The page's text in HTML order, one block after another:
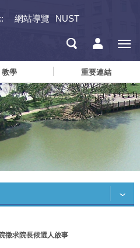
網站導覽 NUST
教學 重要連結
徵求院長候選人啟事